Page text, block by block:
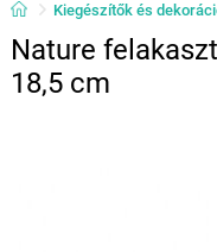
Kiegészítők és
Nature
18,5 cm